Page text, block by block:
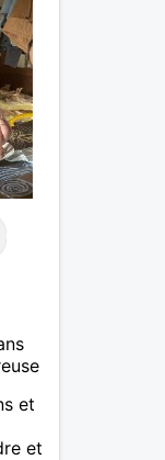
et
et